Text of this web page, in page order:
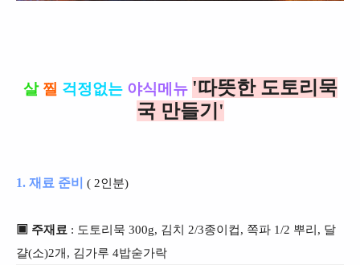
살 찔 걱정없는 야식메뉴 '따뜻한 도토리묵
국 만들기'
1. 재료 준비 ( 2인분)
▣ 주재료 : 도토리묵 300g, 김치 2/3종이컵, 쪽파 1/2 뿌리, 달
걀(소)2개, 김가루 4밥숟가락